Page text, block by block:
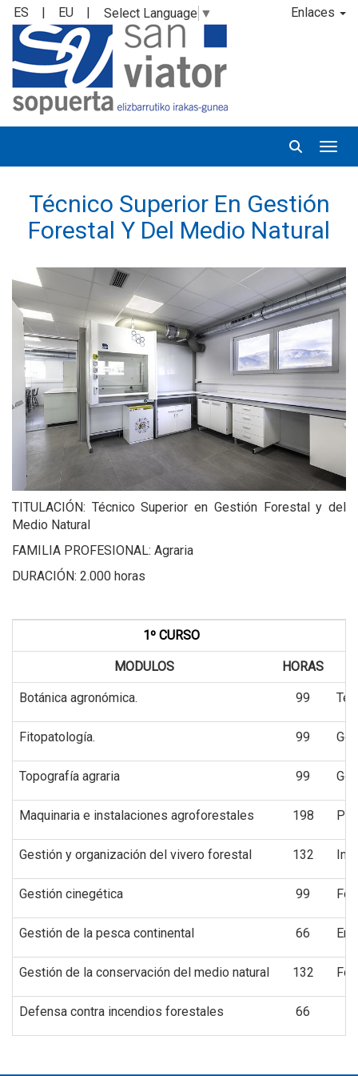
Enlaces
ES | EU | Select Language ▼
Técnico Superior En Gestión
Forestal Y Del Medio Natural
TITULACIÓN: Técnico Superior en Gestión Forestal y del
Medio Natural
FAMILIA PROFESIONAL: Agraria
DURACIÓN: 2.000 horas
1º CURSO
MODULOS HORAS
Botánica agronómica. 99
Fitopatología. 99
Topografía agraria 99
Maquinaria e instalaciones agroforestales 198
Gestión y organización del vivero forestal 132
Gestión cinegética 99
Gestión de la pesca continental 66
Gestión de la conservación del medio natural 132
Defensa contra incendios forestales 66